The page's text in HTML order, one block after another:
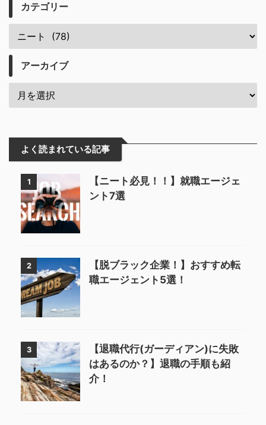
カテゴリー
アーカイブ
よく読まれている記事
1
【ニート必見！！】就職エージェ
ント7選
2
【脱ブラック企業！】おすすめ転
職エージェント5選！
3
【退職代行(ガーディアン)に失敗
はあるのか？】退職の手順も紹
介！